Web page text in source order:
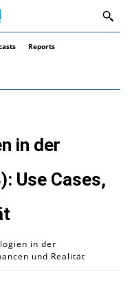
Reports
in der
Use Cases,
in der
und Realität